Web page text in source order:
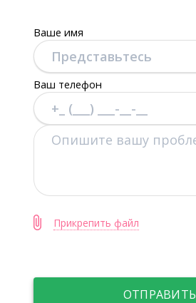
Ваше имя
Ваш телефон
Прикрепить файл
ОТПРАВИТЬ